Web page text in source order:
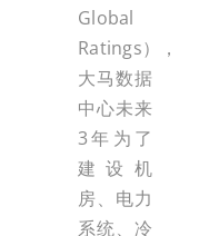
Global
Ratings），
大马数据
中心未来
3年为了
建设机
房、电力
系统、冷